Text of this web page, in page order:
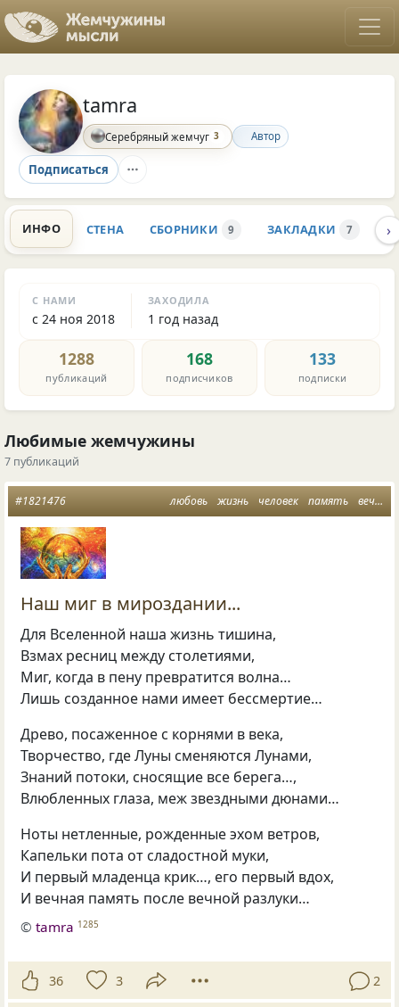
tamra
Серебряный жемчуг 3 Автор
Подписаться
ИНФО СТЕНА СБОРНИКИ 9 ЗАКЛАДКИ 7 ›
С НАМИ
с 24 ноя 2018
ЗАХОДИЛА
1 год назад
1288
публикаций
168
подписчиков
133
подписки
Любимые жемчужины
7 публикаций
любовь жизнь человек память вечность
#1821476
Наш миг в мироздании...
Для Вселенной наша жизнь тишина,
Взмах ресниц между столетиями,
Миг, когда в пену превратится волна…
Лишь созданное нами имеет бессмертие…
Древо, посаженное с корнями в века,
Творчество, где Луны сменяются Лунами,
Знаний потоки, сносящие все берега…,
Влюбленных глаза, меж звездными дюнами…
Ноты нетленные, рожденные эхом ветров,
Капельки пота от сладостной муки,
И первый младенца крик…, его первый вдох,
И вечная память после вечной разлуки…
©tamra 1285
36 3 2